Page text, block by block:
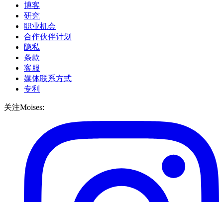
博客
研究
职业机会
合作伙伴计划
隐私
条款
客服
媒体联系方式
专利
关注Moises: